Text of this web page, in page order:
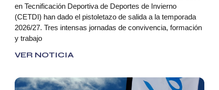
en Tecnificación Deportiva de Deportes de Invierno
(CETDI) han dado el pistoletazo de salida a la temporada
2026/27. Tres intensas jornadas de convivencia, formación
y trabajo
VER NOTICIA